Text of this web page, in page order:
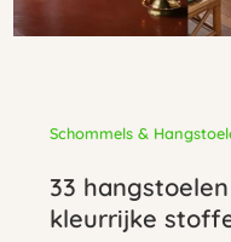
Schommels &
33
kleurrijke